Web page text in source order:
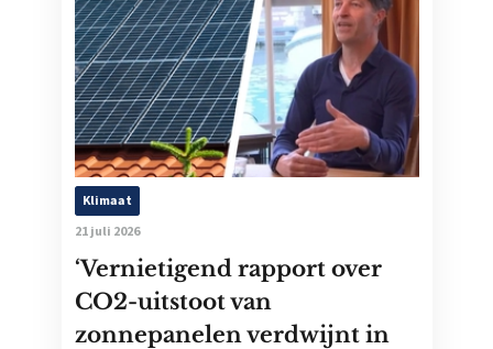
Klimaat
21 juli 2026
‘Vernietigend rapport over
CO2-uitstoot van
zonnepanelen verdwijnt in